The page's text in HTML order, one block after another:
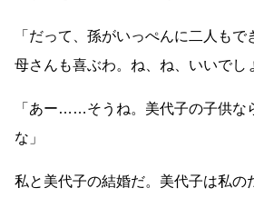
「だって、孫がいっぺんに二人も
母さんも喜ぶわ。ね、ね、いいでし
「あー……そうね。美代子の子供な
な」
私と美代子の結婚だ。美代子は私の